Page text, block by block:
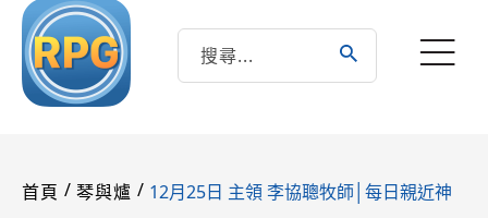
首頁 / 琴與爐 / 12月25日 主領 李協聰牧師│每日親近神